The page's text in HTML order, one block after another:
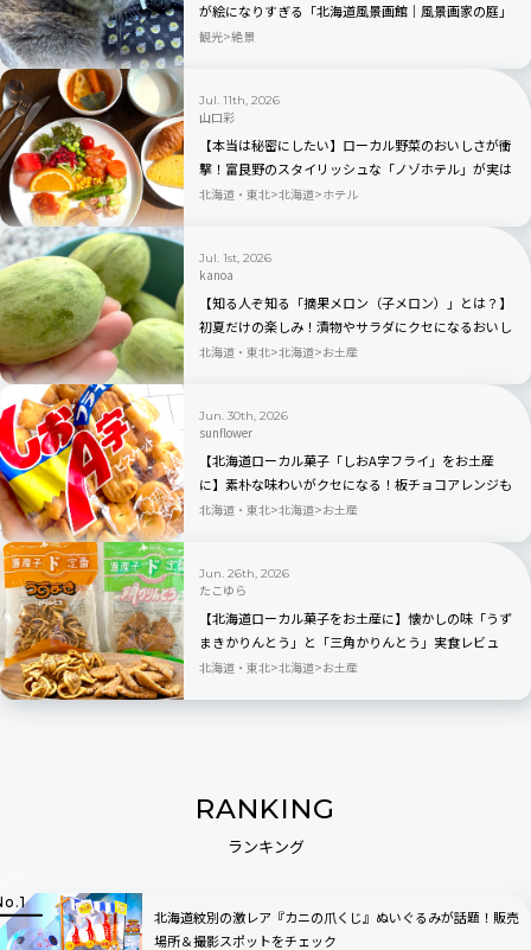
が絵になりすぎる「北海道風景画館｜風景画家の庭」
観光 絶景
Jul. 11th, 2026
山口彩
【本当は秘密にしたい】ローカル野菜のおいしさが衝
撃！富良野のスタイリッシュな「ノゾホテル」が実は
コスパ抜群
北海道・東北 北海道 ホテル
Jul. 1st, 2026
kanoa
【知る人ぞ知る「摘果メロン（子メロン）」とは？】
初夏だけの楽しみ！漬物やサラダにクセになるおいし
さ。どこで売ってる？
北海道・東北 北海道 お土産
Jun. 30th, 2026
sunflower
【北海道ローカル菓子「しおA字フライ」をお土産
に】素朴な味わいがクセになる！板チョコアレンジも
塩味と相性抜群
北海道・東北 北海道 お土産
Jun. 26th, 2026
たこゆら
【北海道ローカル菓子をお土産に】懐かしの味「うず
まきかりんとう」と「三角かりんとう」実食レビュ
ー！なまらうますぎて「あと1個」が永遠に続く！？
北海道・東北 北海道 お土産
RANKING
ランキング
北海道紋別の激レア『カニの爪くじ』ぬいぐるみが話題！販売
場所＆撮影スポットをチェック